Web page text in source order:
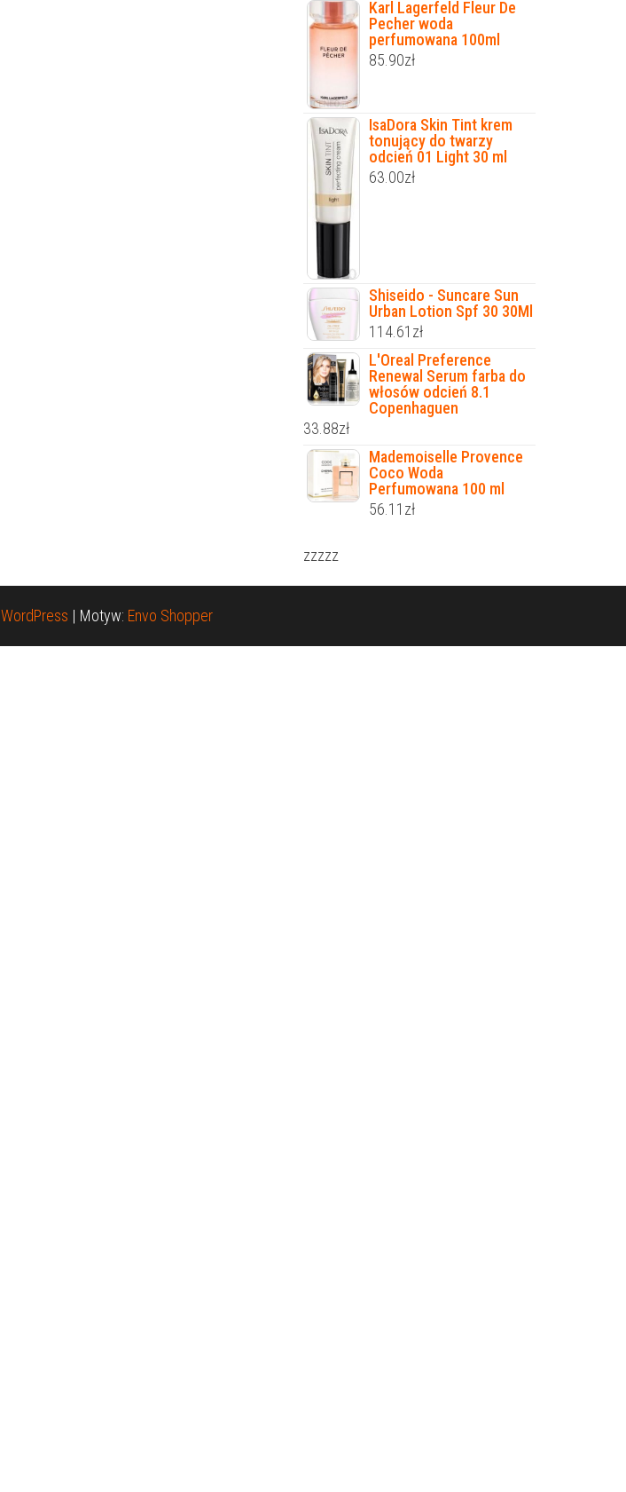
Karl Lagerfeld Fleur De
Pecher woda
perfumowana 100ml
85.90zł
IsaDora Skin Tint krem
tonujący do twarzy
odcień 01 Light 30 ml
63.00zł
Shiseido - Suncare Sun
Urban Lotion Spf 30 30Ml
114.61 zł
L'Oreal Preference
Renewal Serum farba do
włosów odcień 8.1
Copenhaguen
33.88zł
Mademoiselle Provence
Coco Woda
Perfumowana 100 ml
56.11 zł
zzzzz
WordPress | Motyw: Envo Shopper